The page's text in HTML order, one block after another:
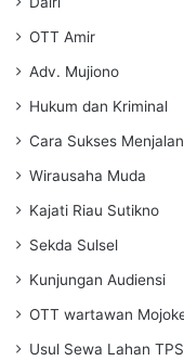
OTT Amir
Adv. Mujiono
Hukum dan Kriminal
Cara Sukses
Wirausaha Muda
Kajati Riau Sutikno
Sekda Sulsel
Kunjungan Audiensi
OTT wartawan
Usul Sewa Lahan